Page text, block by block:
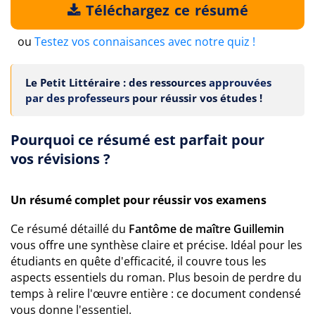
Téléchargez ce résumé
ou Testez vos connaisances avec notre quiz !
Le Petit Littéraire : des ressources approuvées
par des professeurs pour réussir vos études !
Pourquoi ce résumé est parfait pour
vos révisions ?
Un résumé complet pour réussir vos examens
Ce résumé détaillé du Fantôme de maître Guillemin
vous offre une synthèse claire et précise. Idéal pour les
étudiants en quête d'efficacité, il couvre tous les
aspects essentiels du roman. Plus besoin de perdre du
temps à relire l'œuvre entière : ce document condensé
vous donne l'essentiel.